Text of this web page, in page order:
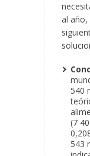
al año,
540
(7
543